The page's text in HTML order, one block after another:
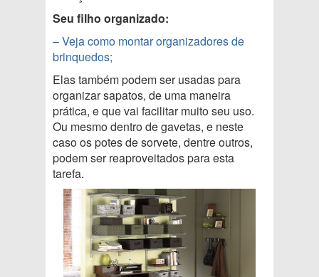
Seu filho organizado:
– Veja como montar organizadores de
brinquedos;
Elas também podem ser usadas para
organizar sapatos, de uma maneira
prática, e que vai facilitar muito seu uso.
Ou mesmo dentro de gavetas, e neste
caso os potes de sorvete, dentre outros,
podem ser reaproveitados para esta
tarefa.